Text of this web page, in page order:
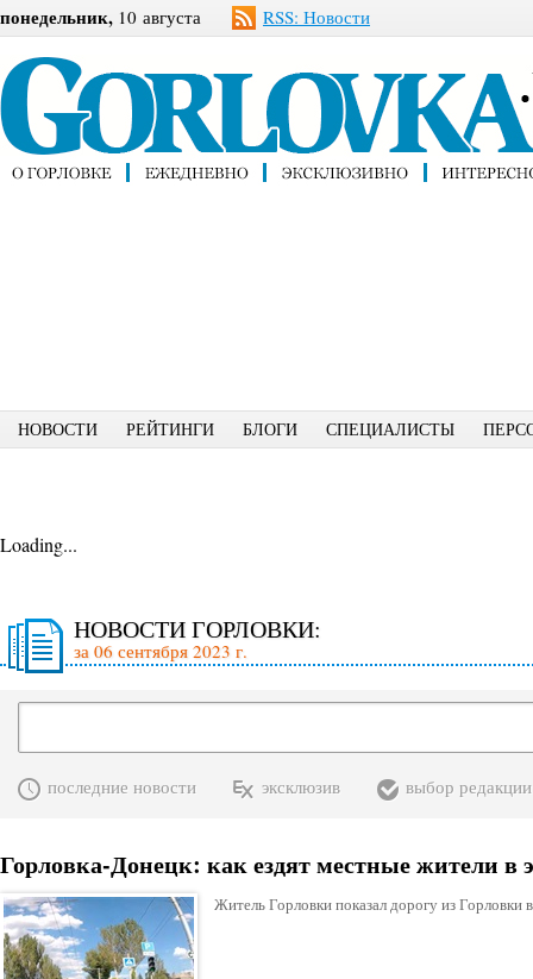
понедельник, 10 августа RSS: Новости
НОВОСТИ РЕЙТИНГИ БЛОГИ СПЕЦИАЛИСТЫ
Loading...
НОВОСТИ ГОРЛОВКИ:
за 06 сентября 2023 г.
последние новости эксклюзив выбор редакции
Горловка-Донецк: как ездят местные жители в
Житель Горловки показал дорогу из Горловки